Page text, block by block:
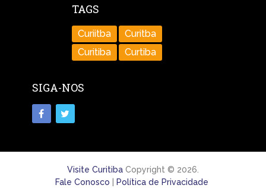
TAGS
Curiitba
Curitba
Curitiba
Curtiba
SIGA-NOS
Visite CuritibaCopyright © 2026.
Fale Conosco
Política de Privacidade